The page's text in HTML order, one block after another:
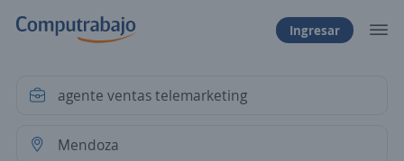
Ingresar